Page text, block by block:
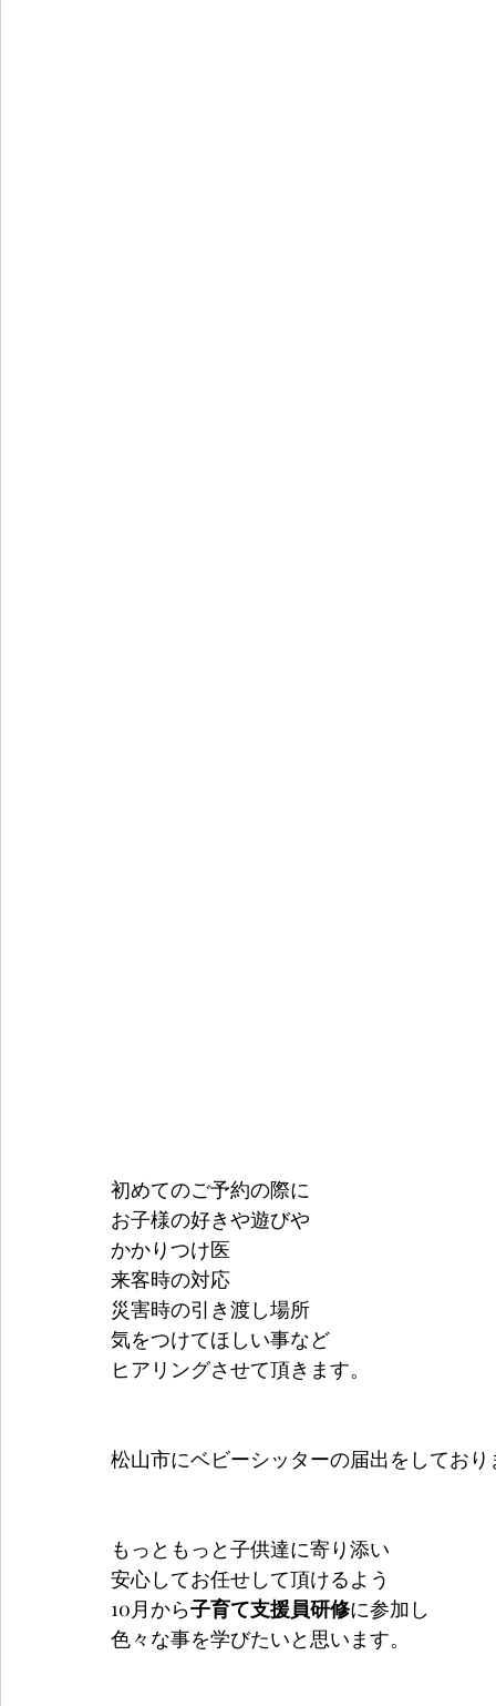
初めてのご予約の際に
お子様の好きや遊びや
かかりつけ医
来客時の対応
災害時の引き渡し場所
気をつけてほしい事など
ヒアリングさせて頂きます。
松山市にベビーシッターの届出をしており
もっともっと子供達に寄り添い
安心してお任せして頂けるよう
10月から子育て支援員研修に参加し
色々な事を学びたいと思います。